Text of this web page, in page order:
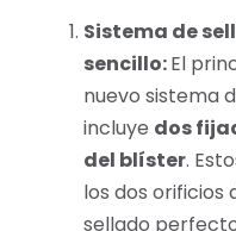
Sistema de
sencillo:El
nuevo sistema
incluye dos
del blíster.
los dos orificios
sellado